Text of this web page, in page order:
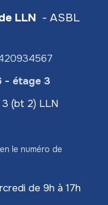
LLN - ASBL
- étage 3
3 (bt 2) LLN
le numéro de
de 9h à 17h